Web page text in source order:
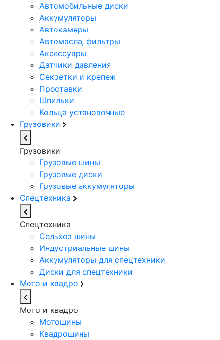
Автомобильные диски
Аккумуляторы
Автокамеры
Автомасла, фильтры
Аксессуары
Датчики давления
Секретки и крепеж
Проставки
Шпильки
Кольца установочные
Грузовики
Грузовики
Грузовые шины
Грузовые диски
Грузовые аккумуляторы
Спецтехника
Спецтехника
Сельхоз шины
Индустриальные шины
Аккумуляторы для спецтехники
Диски для спецтехники
Мото и квадро
Мото и квадро
Мотошины
Квадрошины